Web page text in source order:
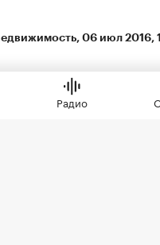
06 июл 2016,
Радио